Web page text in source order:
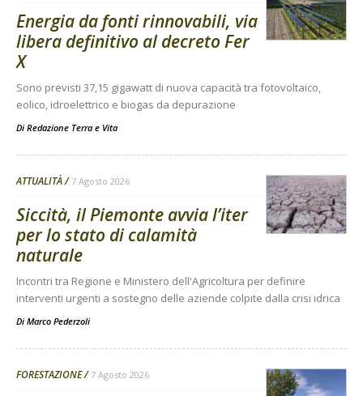
Energia da fonti rinnovabili, via
libera definitivo al decreto Fer
X
Sono previsti 37,15 gigawatt di nuova capacità tra fotovoltaico,
eolico, idroelettrico e biogas da depurazione
Di Redazione Terra e Vita
ATTUALITÀ 7 Agosto 2026
Siccità, il Piemonte avvia l’iter
per lo stato di calamità
naturale
Incontri tra Regione e Ministero dell'Agricoltura per definire
interventi urgenti a sostegno delle aziende colpite dalla crisi idrica
Di Marco Pederzoli
FORESTAZIONE 7 Agosto 2026